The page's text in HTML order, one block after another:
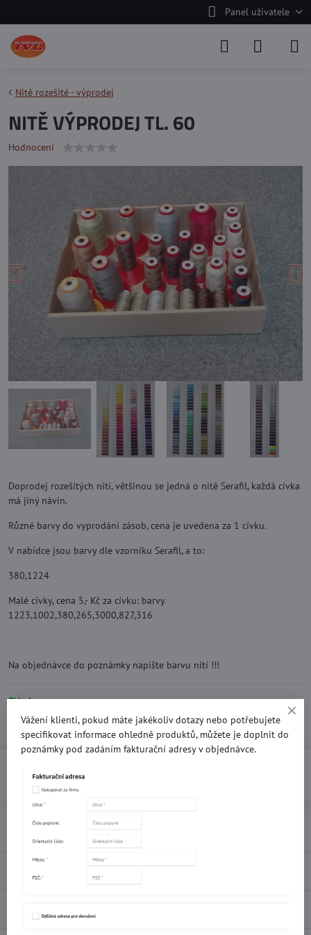
Panel uživatele
Nitě rozešité - výprodej
NITĚ VÝPRODEJ TL. 60
Hodnocení
Doprodej rozešitých nití, většinou se jedná o nitě Serafil, každá cívka
má jiný návin.
Různé barvy do vyprodání zásob, cena je uvedena za 1 cívku.
V nabídce jsou barvy dle vzorníku Serafil, a to:
380,1224
Malé cívky, cena 5,- Kč za cívku: barvy
1223,1002,380,265,3000,827,316
Na objednávce do poznámky napište barvu nití !!!
Skladem
10 Kč
Přidat k Oblíbeným
Diskuse
Vážení klienti, pokud máte jakékoliv dotazy nebo potřebujete
specifikovat informace ohledně produktů, můžete je doplnit do
poznámky pod zadáním fakturační adresy v objednávce.